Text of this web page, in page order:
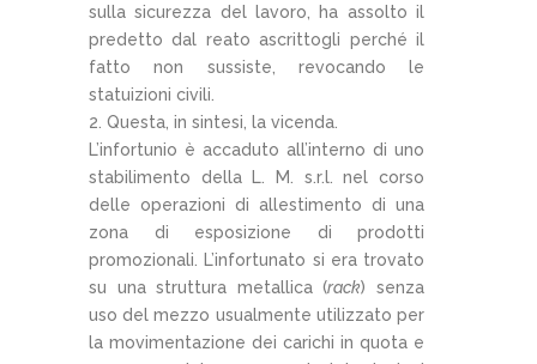
sulla sicurezza del lavoro, ha assolto il
predetto dal reato ascrittogli perché il
fatto non sussiste, revocando le
statuizioni civili.
2. Questa, in sintesi, la vicenda.
L’infortunio è accaduto all’interno di uno
stabilimento della L. M. s.r.l. nel corso
delle operazioni di allestimento di una
zona di esposizione di prodotti
promozionali. L’infortunato si era trovato
su una struttura metallica (rack) senza
uso del mezzo usualmente utilizzato per
la movimentazione dei carichi in quota e